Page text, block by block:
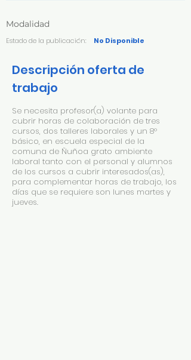
Modalidad
Estado de la publicación: No Disponible
Descripción oferta de
trabajo
Se necesita profesor(a) volante para
cubrir horas de colaboración de tres
cursos, dos talleres laborales y un 8°
básico, en escuela especial de la
comuna de Ñuñoa grato ambiente
laboral tanto con el personal y alumnos
de los cursos a cubrir interesados(as),
para complementar horas de trabajo, los
días que se requiere son lunes martes y
jueves.